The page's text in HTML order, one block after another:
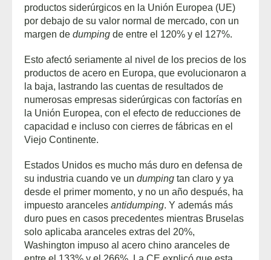
productos siderúrgicos en la Unión Europea (UE)
por debajo de su valor normal de mercado, con un
margen de dumping de entre el 120% y el 127%.
Esto afectó seriamente al nivel de los precios de los
productos de acero en Europa, que evolucionaron a
la baja, lastrando las cuentas de resultados de
numerosas empresas siderúrgicas con factorías en
la Unión Europea, con el efecto de reducciones de
capacidad e incluso con cierres de fábricas en el
Viejo Continente.
Estados Unidos es mucho más duro en defensa de
su industria cuando ve un dumping tan claro y ya
desde el primer momento, y no un año después, ha
impuesto aranceles antidumping. Y además más
duro pues en casos precedentes mientras Bruselas
solo aplicaba aranceles extras del 20%,
Washington impuso al acero chino aranceles de